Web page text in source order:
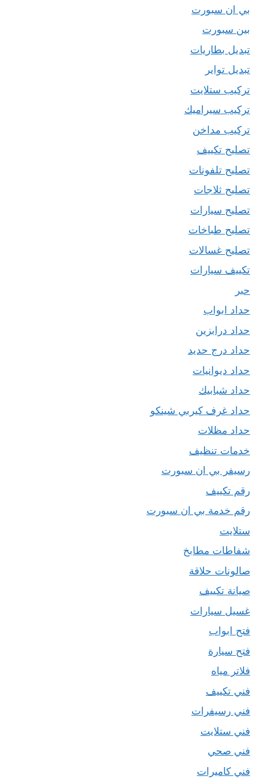
بي ان سبورت
بين سبورت
تبديل بطاريات
تبديل تواير
تركيب ستلايت
تركيب سيراميك
تركيب مداخن
تصليح تكييف
تصليح تلفونات
تصليح ثلاجات
تصليح سيارات
تصليح طباخات
تصليح غسالات
تكييف سيارات
حبر
حداد ابواب
حداد درابزين
حداد درج حديد
حداد ديوانيات
حداد شبابيك
حداد غرف كيربي شينكو
حداد مظلات
خدمات تنظيف
رسيفر بي ان سبورت
رقم تكييف
رقم خدمة بي ان سبورت
ستلايت
شفاطات مطابخ
صالونات حلاقة
صيانة تكييف
غسيل سيارات
فتح ابواب
فتح سيارة
فلاتر مياه
فني تكييف
فني رسيفرات
فني ستلايت
فني صحي
فني كاميرات